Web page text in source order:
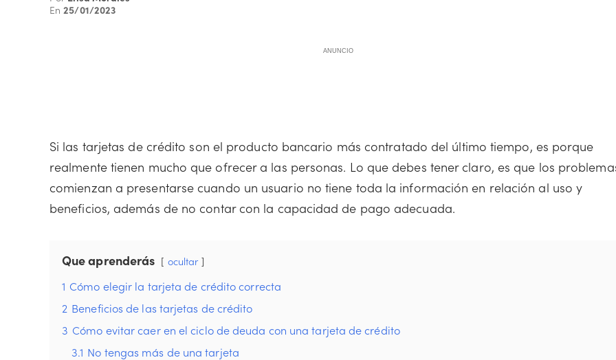
En25/01/2023
ANUNCIO
Si las tarjetas de crédito son el producto bancario más contratado del último tiempo, es porque
realmente tienen mucho que ofrecer a las personas. Lo que debes tener claro, es que los
comienzan a presentarse cuando un usuario no tiene toda la información en relación al uso y
beneficios, además de no contar con la capacidad de pago adecuada.
Que aprenderás ocultar
1 Cómo elegir la tarjeta de crédito correcta
2 Beneficios de las tarjetas de crédito
3 Cómo evitar caer en el ciclo de deuda con una tarjeta de crédito
3.1 No tengas más de una tarjeta